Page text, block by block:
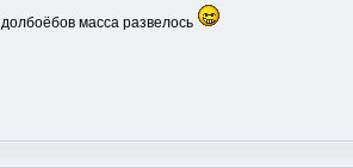
долбоёбов масса развелось